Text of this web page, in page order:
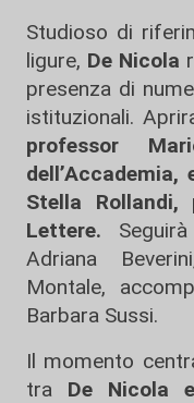
Studioso di
ligure, De Nicola
presenza di
istituzionali.
professor
Stella Rollandi,
Lettere.
Adriana
Montale,
Barbara Sussi.
Il momento
tra De Nicola